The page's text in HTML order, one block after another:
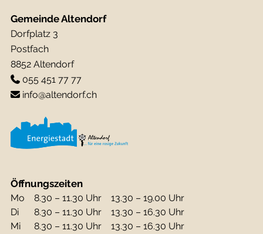
Gemeinde Altendorf
Dorfplatz 3
Postfach
8852 Altendorf
055 451 77 77
info@altendorf.ch
Öffnungszeiten
Mo 8.30 – 11.30 Uhr
13.30 – 19.00 Uhr
Di
8.30 – 11.30 Uhr
13.30 – 16.30 Uhr
Mi
8.30 – 11.30 Uhr
13.30 – 16.30 Uhr